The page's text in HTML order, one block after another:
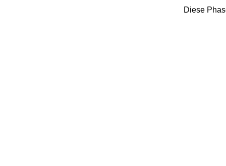
Diese